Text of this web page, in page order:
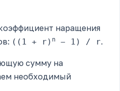
наращения
((1 + r) n − 1) / r.
сумму на
необходимый